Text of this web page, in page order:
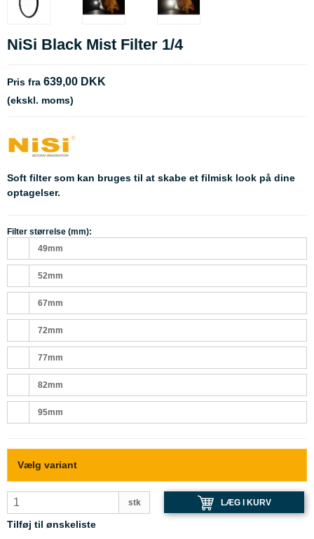
NiSi Black Mist Filter 1/4
Pris fra 639,00 DKK
(ekskl. moms)
Soft filter som kan bruges til at skabe et filmisk look på dine
optagelser.
Filter størrelse (mm):
49mm
52mm
67mm
72mm
77mm
82mm
95mm
Vælg variant
stk LÆG I KURV
Tilføj til ønskeliste